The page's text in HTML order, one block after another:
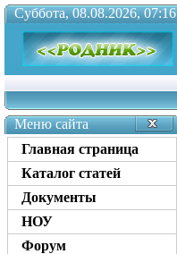
Суббота, 08.08.2026, 07:16
Меню сайта
Главная страница
Каталог статей
Документы
НОУ
Форум